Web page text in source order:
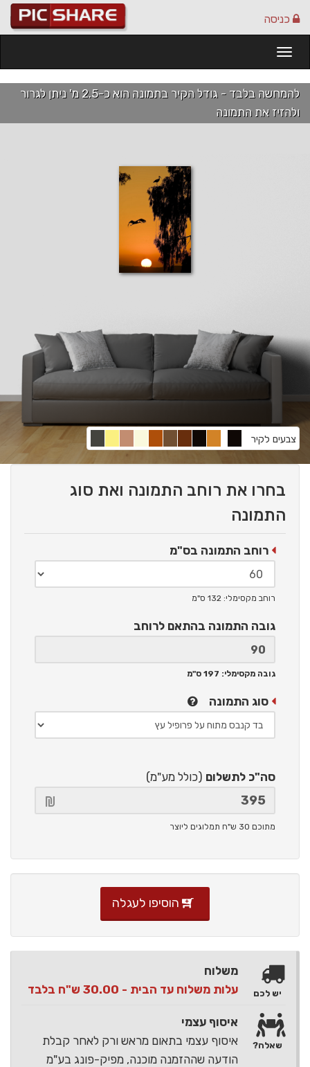
כניסה
להמחשה בלבד - גודל הקיר בתמונה הוא כ-2.5 מ' ניתן לגרור
ולהזיז את התמונה
צבעים לקיר
בחרו את רוחב התמונה ואת סוג
התמונה
רוחב התמונה בס"מ
רוחב מקסימלי: 132 ס"מ
גובה התמונה בהתאם לרוחב
גובה מקסימלי: 197 ס"מ
סוג התמונה
סה"כ לתשלום (כולל מע"מ)
מתוכם 30 ש"ח תמלוגים ליוצר
הוסיפו לעגלה
משלוח
עלות משלוח עד הבית - 30.00 ש"ח בלבד
איסוף עצמי
איסוף עצמי בתאום מראש ורק לאחר קבלת
הודעה שההזמנה מוכנה, מפיק-פונג בע"מ
יש לכם
שאלה?